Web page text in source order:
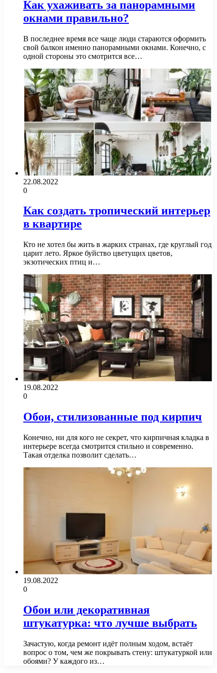
Как ухаживать за панорамными
окнами правильно?
В последнее время все чаще люди стараются оформить
свой балкон именно панорамными окнами. Конечно, с
одной стороны это смотрится все…
22.08.2022
0
Как создать тропический интерьер
в квартире
Кто не хотел бы жить в жарких странах, где круглый год
царит лето. Яркое буйство цветущих цветов,
экзотических птиц и…
19.08.2022
0
Обои, стилизованные под кирпич
Конечно, ни для кого не секрет, что кирпичная кладка в
интерьере всегда смотрится стильно и современно.
Такая отделка позволит сделать…
19.08.2022
0
Обои или декоративная
штукатурка: что лучше выбрать
Зачастую, когда ремонт идёт полным ходом, встаёт
вопрос о том, чем же покрывать стену: штукатуркой или
обоями? У каждого из…